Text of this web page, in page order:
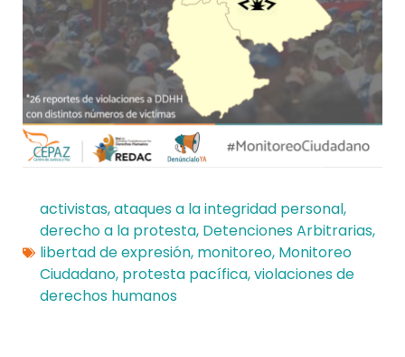
activistas,ataques a la integridad personal,
derecho a la protesta, Detenciones Arbitrarias,
libertad de expresión, monitoreo, Monitoreo
Ciudadano, protesta pacífica,violaciones de
derechos humanos